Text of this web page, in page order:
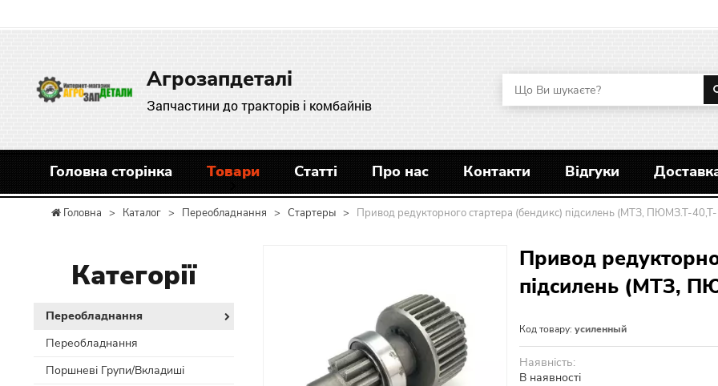
Агрозапдеталі
Запчастини до тракторів і комбайнів
Головна сторінка Товари Статті Про нас Контакти Відгуки
Головна > Каталог > Переобладнання > Стартеры > Привод редукторного стартера (бендикс) підсилень (МТЗ, ПЮМЗ.Т-
Привод
підсилень (МТЗ,
Код товару: усиленный
Наявність:
В наявності
Категорії
Переобладнання
Переобладнання
Поршневі Групи/Вкладиші